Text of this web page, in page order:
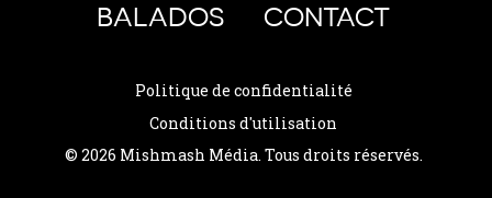
BALADOS CONTACT
Politique de confidentialité
Conditions d'utilisation
© 2026 Mishmash Média. Tous droits réservés.